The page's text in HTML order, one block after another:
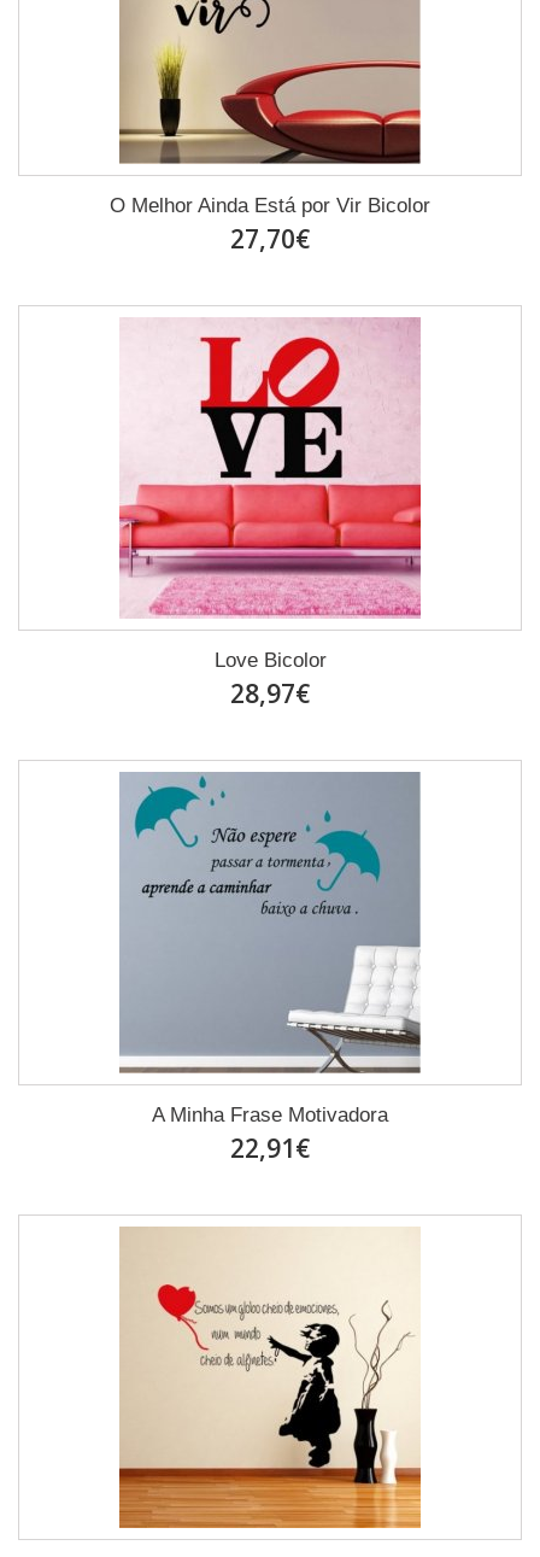
O Melhor Ainda Está por Vir Bicolor
27,70€
Love Bicolor
28,97€
A Minha Frase Motivadora
22,91€